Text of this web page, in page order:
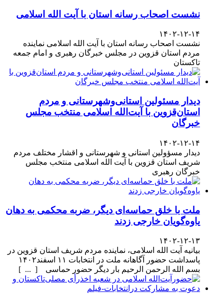
نشست اصحاب رسانه استان با آیت الله اسلامی
۱۴۰۲-۱۲-۱۴
نشست اصحاب رسانه استان با آیت الله اسلامی نماینده
مردم استان قزوین در مجلس خبرگان رهبری و امام جمعه
تاکستان
دیدار مسئولین استانی‌وشهرستانی و مردم‌
استان‌قزوین با آیت‌الله‌ اسلامی منتخب مجلس‌
خبرگان
۱۴۰۲-۱۲-۱۴
دیدار مسؤولین استانی و شهرستانی و اقشار مختلف مردم
شریف استان قزوین با آیت الله اسلامی منتخب مجلس
خبرگان رهبری
ملت با خلق حماسه‌ای دیگر، ضربه محکمی به دهان
یاوه‌گویان خارجی زدند
۱۴۰۲-۱۲-۱۳
بیانیه آیت الله اسلامی، نماینده مردم شریف استان قزوین در
پاسداشت حضور آگاهانه ملت در انتخابات ۱۱ اسفند۱۴۰۲
بسم الله الرحمن الرحیم بار دیگر حضور حماسی [ ... ]